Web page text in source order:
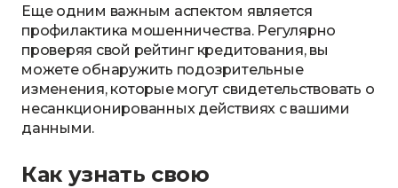
Еще одним важным аспектом является
профилактика мошенничества. Регулярно
проверяя свой рейтинг кредитования, вы
можете обнаружить подозрительные
изменения, которые могут свидетельствовать о
несанкционированных действиях с вашими
данными.
Как узнать свою